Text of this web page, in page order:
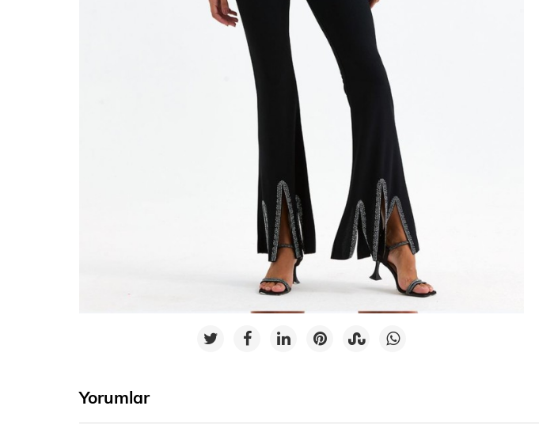
Yorumlar